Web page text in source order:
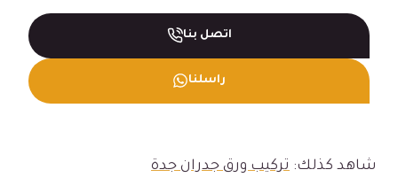
اتصل بنا
راسلنا
شاهد كذلك: تركيب ورق جدران جدة